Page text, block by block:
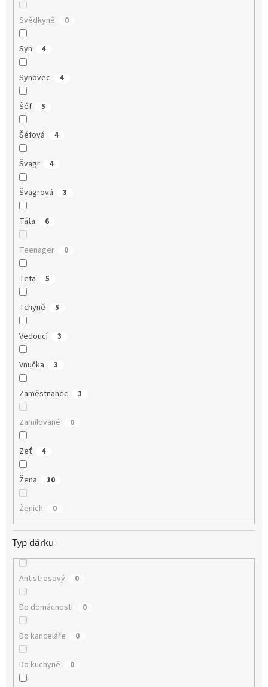
Svědkyně 0
Syn 4
Synovec 4
Šéf 5
Šéfová 4
Švagr 4
Švagrová 3
Táta 6
Teenager 0
Teta 5
Tchyně 5
Vedoucí 3
Vnučka 3
Zaměstnanec 1
Zamilované 0
Zeť 4
Žena 10
Ženich 0
Typ dárku
Antistresový 0
Do domácnosti 0
Do kanceláře 0
Do kuchyně 0